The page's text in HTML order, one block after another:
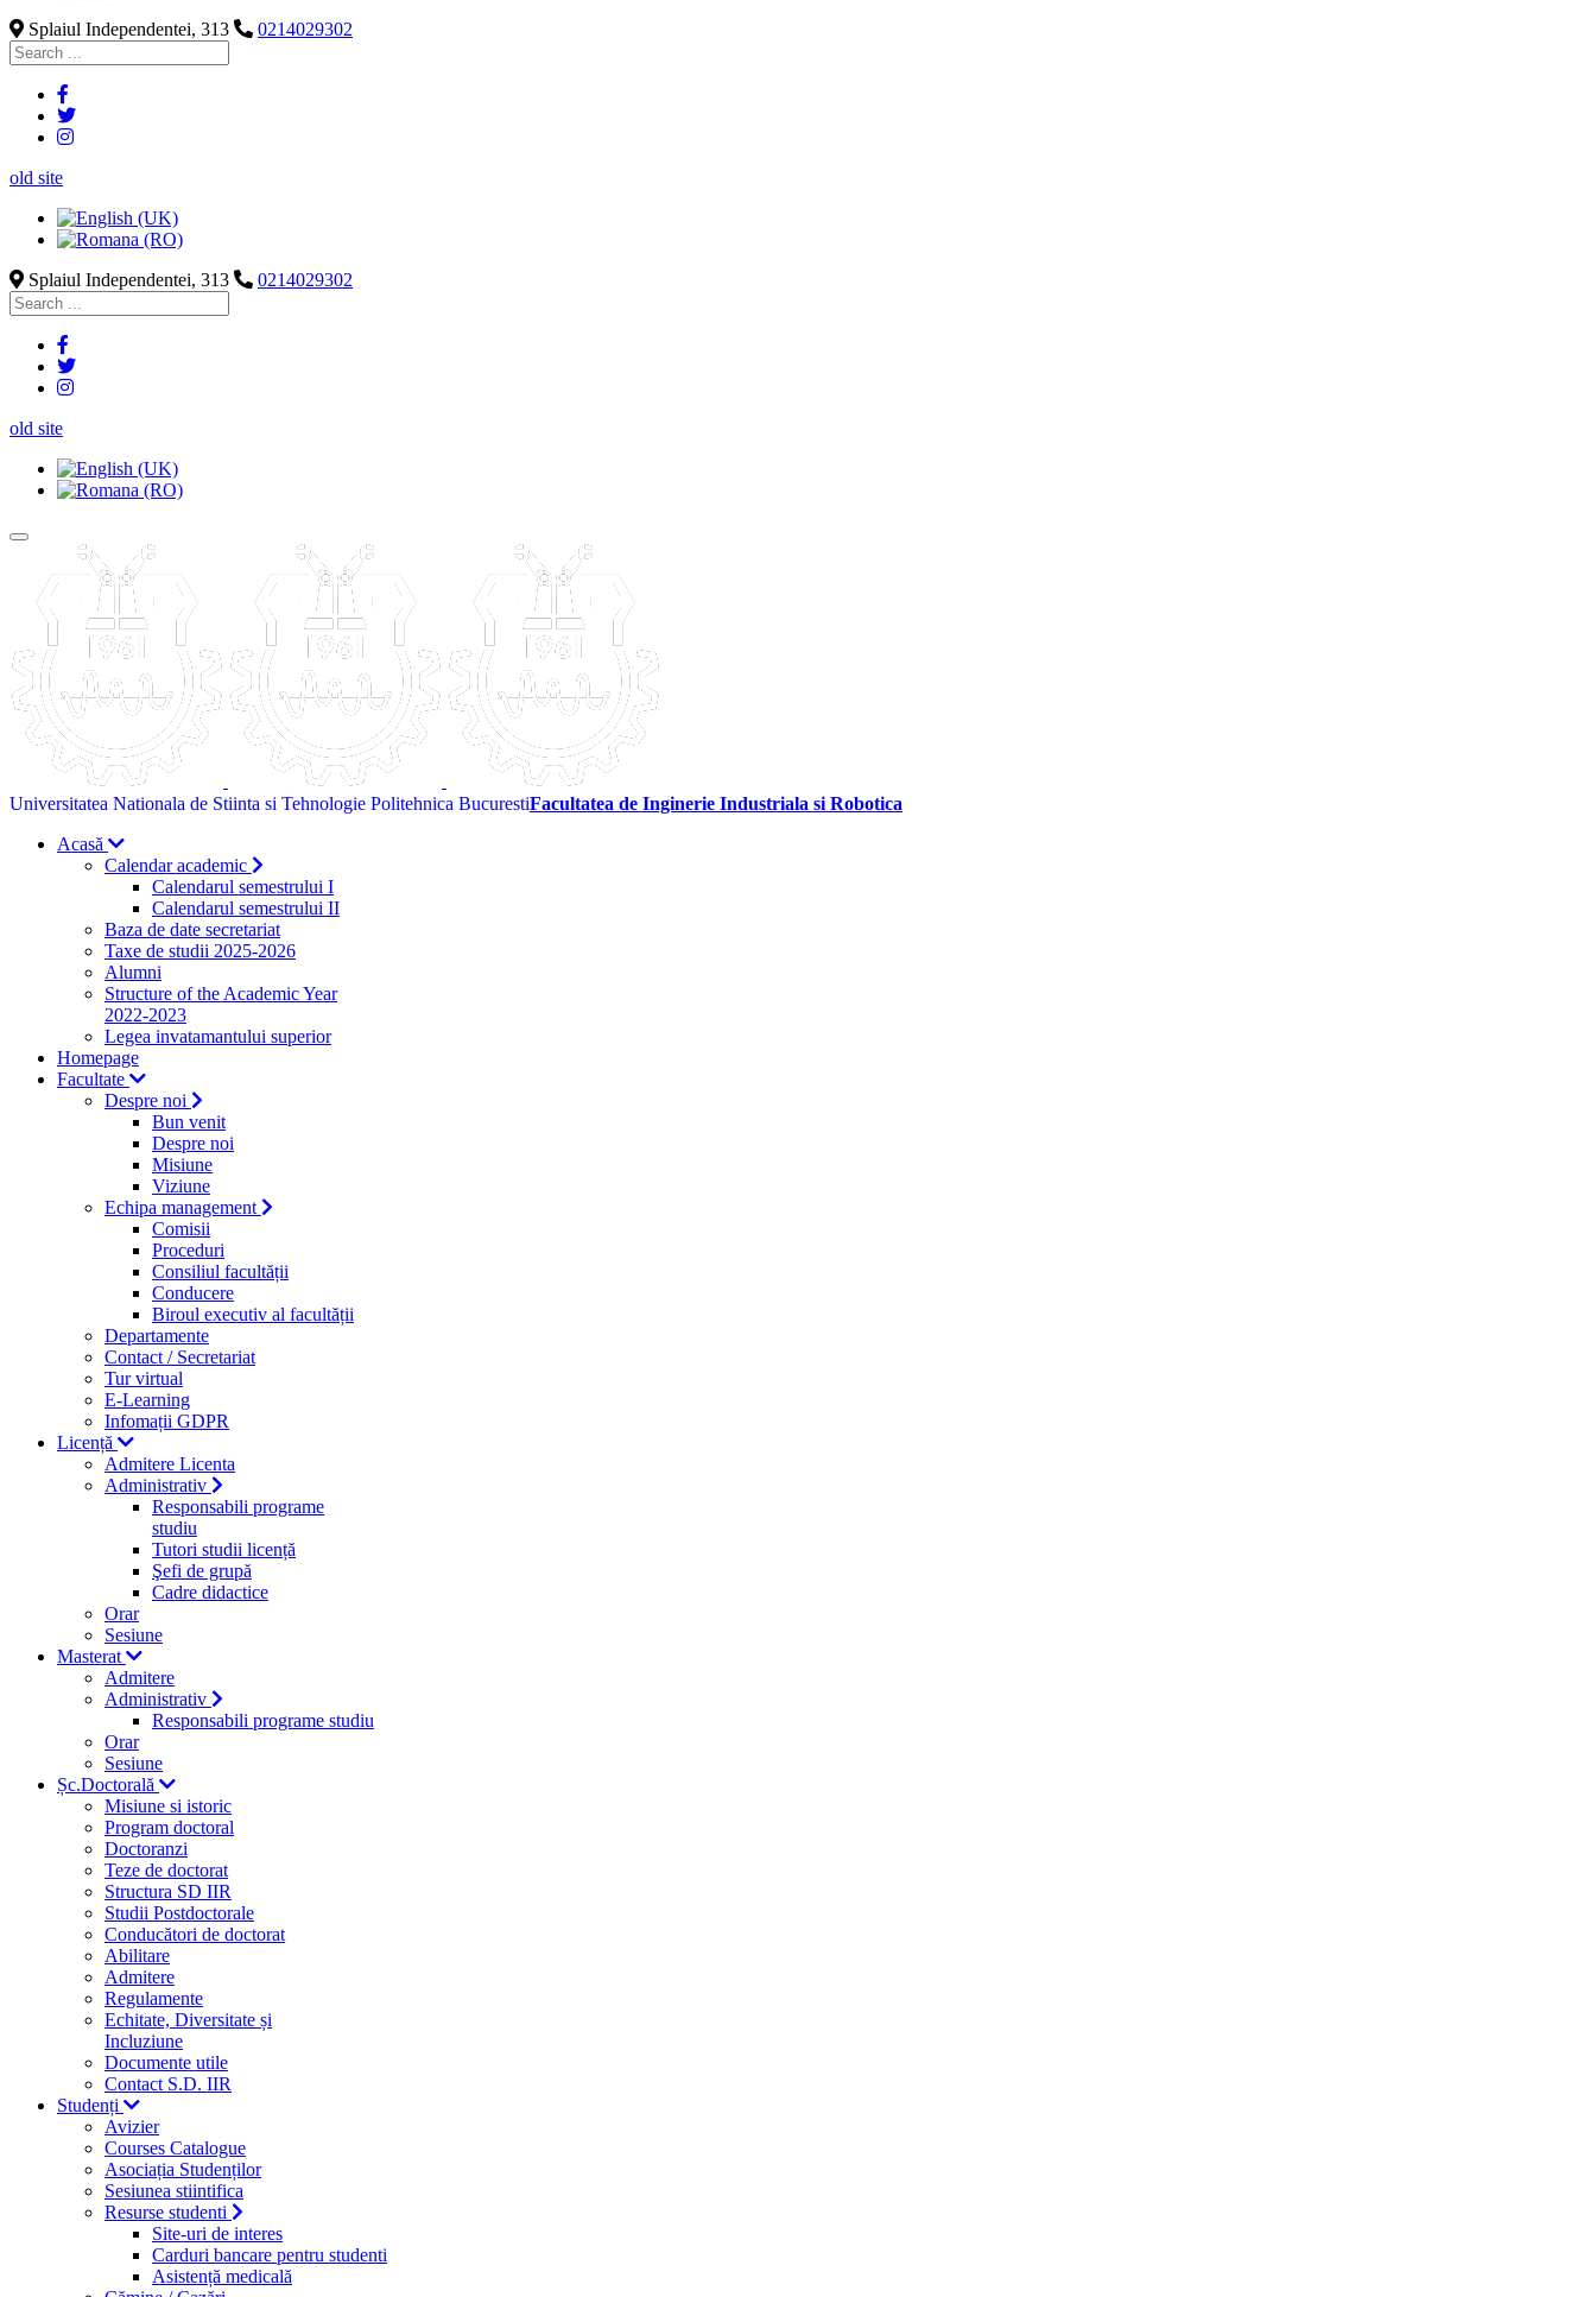
Splaiul Independentei, 313
0214029302
old site
Splaiul Independentei, 313 0214029302
old site
Universitatea Nationala de Stiinta si Tehnologie Politehnica BucurestiFacultatea de Inginerie Industriala si Robotica
Acasă
Calendar academic
Calendarul semestrului I
Calendarul semestrului II
Baza de date secretariat
Taxe de studii 2025-2026
Alumni
Structure of the Academic Year
2022-2023
Legea invatamantului superior
Homepage
Facultate
Despre noi
Bun venit
Despre noi
Misiune
Viziune
Echipa management
Comisii
Proceduri
Consiliul facultății
Conducere
Biroul executiv al facultății
Departamente
Contact / Secretariat
Tur virtual
E-Learning
Infomații GDPR
Licență
Admitere Licenta
Administrativ
Responsabili programe
studiu
Tutori studii licență
Şefi de grupă
Cadre didactice
Orar
Sesiune
Masterat
Admitere
Administrativ
Responsabili programe studiu
Orar
Sesiune
Șc.Doctorală
Misiune si istoric
Program doctoral
Doctoranzi
Teze de doctorat
Structura SD IIR
Studii Postdoctorale
Conducători de doctorat
Abilitare
Admitere
Regulamente
Echitate, Diversitate și
Incluziune
Documente utile
Contact S.D. IIR
Studenți
Avizier
Courses Catalogue
Asociația Studenților
Sesiunea stiintifica
Resurse studenti
Site-uri de interes
Carduri bancare pentru studenti
Asistență medicală